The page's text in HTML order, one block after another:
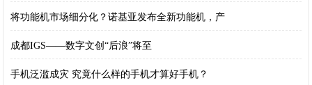
将功能机市场细分化？诺基亚发布全新功能机，产
成都IGS——数字文创“后浪”将至
手机泛滥成灾 究竟什么样的手机才算好手机？